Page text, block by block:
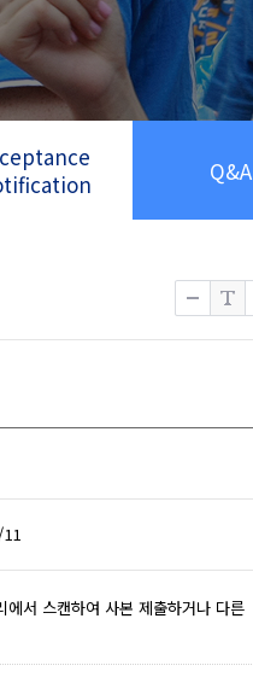
Q&A
서 스캔하여 사본 제출하거나 다른